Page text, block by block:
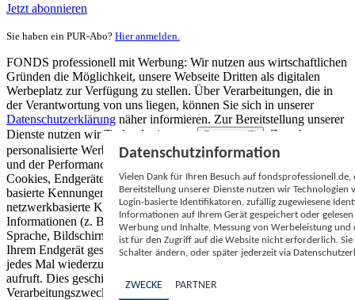
Jetzt abonnieren
Sie haben ein PUR-Abo? Hier anmelden.
FONDS professionell mit Werbung: Wir nutzen aus wirtschaftlichen
Gründen die Möglichkeit, unsere Webseite Dritten als digitalen
Werbeplatz zur Verfügung zu stellen. Über Verarbeitungen, die in
der Verantwortung von uns liegen, können Sie sich in unserer
Datenschutzerklärung näher informieren. Zur Bereitstellung unserer
Dienste nutzen wir Technologien von
Partnern (5)
. Zwecke:
personalisierte Werbung und Inhalte, Messung von Werbeleistung
und der Performance von Inhalten sowie Zielgruppenforschung.
Cookies, Endgeräte- oder ähnliche Online-Kennungen (z. B. login-
basierte Kennungen, zufällig generierte Kennungen,
netzwerkbasierte Kennungen) können zusammen mit anderen
Informationen (z. B. Browsertyp und Browserinformationen,
Sprache, Bildschirmgröße, unterstützte Technologien usw.) auf
Ihrem Endgerät gespeichert oder von dort ausgelesen werden, um es
jedes Mal wiederzuerkennen, wenn es eine App oder einer Webseite
aufruft. Dies geschieht für einen oder mehrere der hier aufgeführten
Verarbeitungszwecke.
Datenschutzinformation
Vielen Dank für Ihren Besuch auf
Bereitstellung unserer Dienste nutzen wir Technologien
Login-basierte Identifikatoren, zufällig zugewiesene
Informationen auf Ihrem Gerät gespeichert oder
Werbung und Inhalte, Messung von Werbeleistung
ist für den Zugriff auf die Website nicht erforderlich.
Schalter ändern, oder später jederzeit via
ZWECKE PARTNER